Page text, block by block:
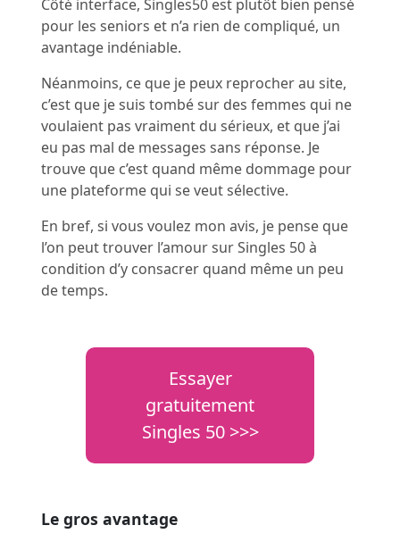
Côté interface, Singles50 est plutôt bien pensé
pour les seniors et n’a rien de compliqué, un
avantage indéniable.
Néanmoins, ce que je peux reprocher au site,
c’est que je suis tombé sur des femmes qui ne
voulaient pas vraiment du sérieux, et que j’ai
eu pas mal de messages sans réponse. Je
trouve que c’est quand même dommage pour
une plateforme qui se veut sélective.
En bref, si vous voulez mon avis, je pense que
l’on peut trouver l’amour sur Singles 50 à
condition d’y consacrer quand même un peu
de temps.
Essayer
gratuitement
Singles 50 >>>
Le gros avantage